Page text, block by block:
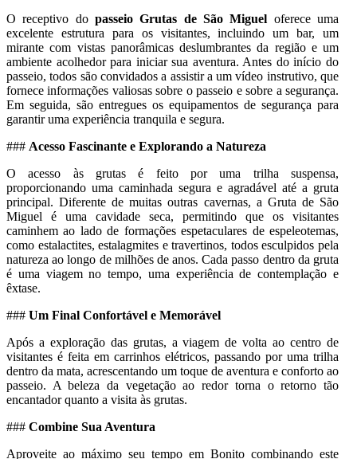
O receptivo do passeio Grutas de São Miguel oferece uma
excelente estrutura para os visitantes, incluindo um bar, um
mirante com vistas panorâmicas deslumbrantes da região e um
ambiente acolhedor para iniciar sua aventura. Antes do início do
passeio, todos são convidados a assistir a um vídeo instrutivo, que
fornece informações valiosas sobre o passeio e sobre a segurança.
Em seguida, são entregues os equipamentos de segurança para
garantir uma experiência tranquila e segura.
### Acesso Fascinante e Explorando a Natureza
O acesso às grutas é feito por uma trilha suspensa,
proporcionando uma caminhada segura e agradável até a gruta
principal. Diferente de muitas outras cavernas, a Gruta de São
Miguel é uma cavidade seca, permitindo que os visitantes
caminhem ao lado de formações espetaculares de espeleotemas,
como estalactites, estalagmites e travertinos, todos esculpidos pela
natureza ao longo de milhões de anos. Cada passo dentro da gruta
é uma viagem no tempo, uma experiência de contemplação e
êxtase.
### Um Final Confortável e Memorável
Após a exploração das grutas, a viagem de volta ao centro de
visitantes é feita em carrinhos elétricos, passando por uma trilha
dentro da mata, acrescentando um toque de aventura e conforto ao
passeio. A beleza da vegetação ao redor torna o retorno tão
encantador quanto a visita às grutas.
### Combine Sua Aventura
Aproveite ao máximo seu tempo em Bonito combinando este